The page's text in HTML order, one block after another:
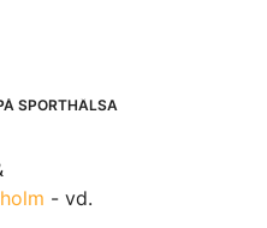
SPORTHÄLSA
- vd.